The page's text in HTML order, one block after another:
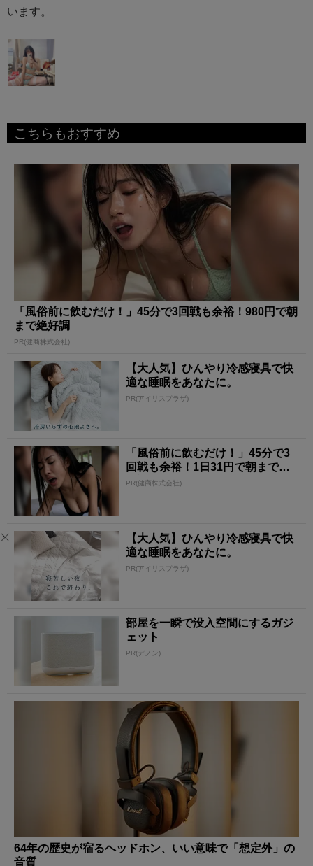
います。
こちらもおすすめ
「風俗前に飲むだけ！」45分で3回戦も余裕！980円で朝
まで絶好調
PR(健商株式会社)
【大人気】ひんやり冷感寝具で快
適な睡眠をあなたに。
PR(アイリスプラザ)
「風俗前に飲むだけ！」45分で3
回戦も余裕！1日31円で朝まで絶
好調
PR(健商株式会社)
【大人気】ひんやり冷感寝具で快
適な睡眠をあなたに。
PR(アイリスプラザ)
部屋を一瞬で没入空間にするガジ
ェット
PR(デノン)
64年の歴史が宿るヘッドホン、いい意味で「想定外」の
音質